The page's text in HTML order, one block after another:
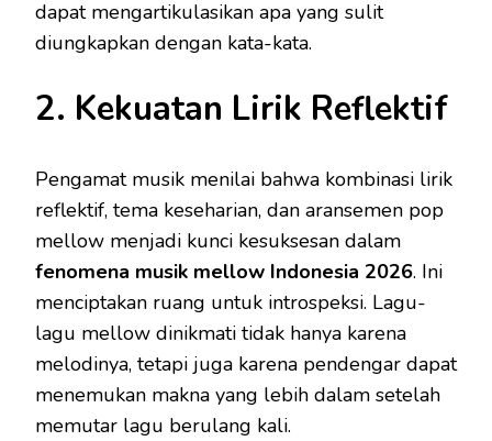
dapat mengartikulasikan apa yang sulit
diungkapkan dengan kata-kata.
2. Kekuatan Lirik Reflektif
Pengamat musik menilai bahwa kombinasi lirik
reflektif, tema keseharian, dan aransemen pop
mellow menjadi kunci kesuksesan dalam
fenomena musik mellow Indonesia 2026. Ini
menciptakan ruang untuk introspeksi. Lagu-
lagu mellow dinikmati tidak hanya karena
melodinya, tetapi juga karena pendengar dapat
menemukan makna yang lebih dalam setelah
memutar lagu berulang kali.